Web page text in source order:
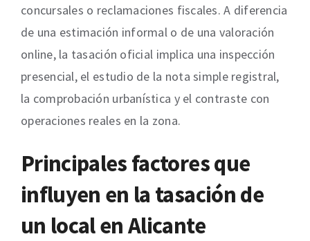
concursales o reclamaciones fiscales. A diferencia
de una estimación informal o de una valoración
online, la tasación oficial implica una inspección
presencial, el estudio de la nota simple registral,
la comprobación urbanística y el contraste con
operaciones reales en la zona.
Principales factores que
influyen en la tasación de
un local en Alicante